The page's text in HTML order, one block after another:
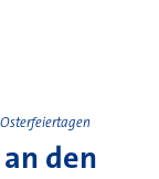
den